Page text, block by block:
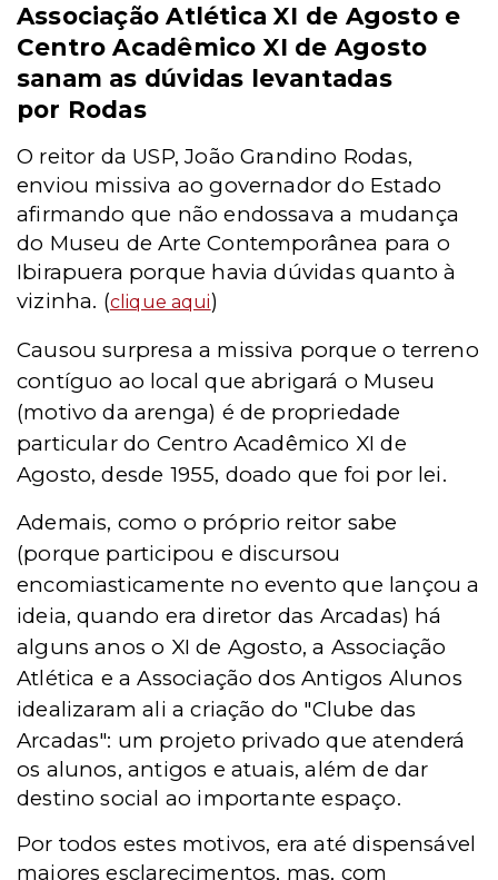
Associação Atlética XI de Agosto e
Centro Acadêmico XI de Agosto
sanam as dúvidas levantadas
por Rodas
O reitor da USP, João Grandino Rodas,
enviou missiva ao governador do Estado
afirmando que não endossava a mudança
do Museu de Arte Contemporânea para o
Ibirapuera porque havia dúvidas quanto à
vizinha. (clique aqui)
Causou surpresa a missiva porque o terreno
contíguo ao local que abrigará o Museu
(motivo da arenga) é de propriedade
particular do Centro Acadêmico XI de
Agosto, desde 1955, doado que foi por lei.
Ademais, como o próprio reitor sabe
(porque participou e discursou
encomiasticamente no evento que lançou a
ideia, quando era diretor das Arcadas) há
alguns anos o XI de Agosto, a Associação
Atlética e a Associação dos Antigos Alunos
idealizaram ali a criação do "Clube das
Arcadas": um projeto privado que atenderá
os alunos, antigos e atuais, além de dar
destino social ao importante espaço.
Por todos estes motivos, era até dispensável
maiores esclarecimentos, mas, com